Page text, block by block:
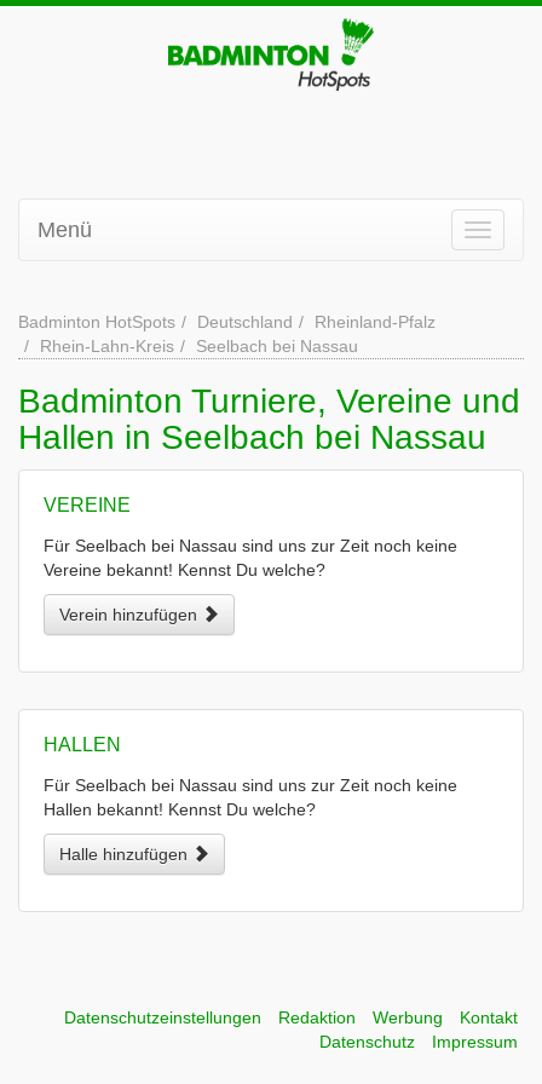
Menü
Badminton HotSpots Deutschland
Rheinland-Pfalz
Rhein-Lahn-Kreis
Seelbach bei Nassau
Badminton Turniere, Vereine und
Hallen in Seelbach bei Nassau
VEREINE
Für Seelbach bei Nassau sind uns zur Zeit noch keine
Vereine bekannt! Kennst Du welche?
Verein hinzufügen
HALLEN
Für Seelbach bei Nassau sind uns zur Zeit noch keine
Hallen bekannt! Kennst Du welche?
Halle hinzufügen
Datenschutzeinstellungen Redaktion Werbung
Kontakt
Datenschutz
Impressum